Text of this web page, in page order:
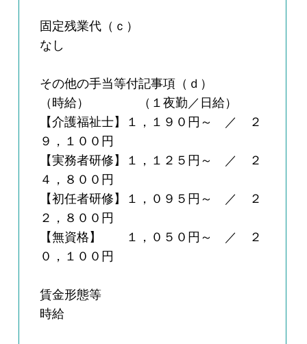
固定残業代（ｃ）
なし
その他の手当等付記事項（ｄ）
（時給） （１夜勤／日給）
【介護福祉士】１，１９０円～ ／ ２
９，１００円
【実務者研修】１，１２５円～ ／ ２
４，８００円
【初任者研修】１，０９５円～ ／ ２
２，８００円
【無資格】 １，０５０円～ ／ ２
０，１００円
賃金形態等
時給